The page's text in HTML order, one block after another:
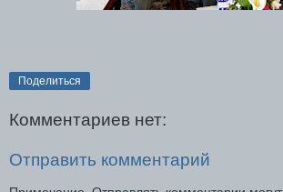
Поделиться
Комментариев нет:
Отправить комментарий